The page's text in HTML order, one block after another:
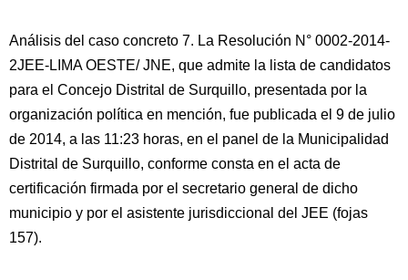
Análisis del caso concreto 7. La Resolución N° 0002-2014-
2JEE-LIMA OESTE/ JNE, que admite la lista de candidatos
para el Concejo Distrital de Surquillo, presentada por la
organización política en mención, fue publicada el 9 de julio
de 2014, a las 11:23 horas, en el panel de la Municipalidad
Distrital de Surquillo, conforme consta en el acta de
certificación firmada por el secretario general de dicho
municipio y por el asistente jurisdiccional del JEE (fojas
157).